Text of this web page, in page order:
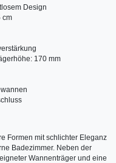
Design
cm
170 mm
Formen mit schlichter Eleganz
Badezimmer. Neben der
Wannenträger und eine